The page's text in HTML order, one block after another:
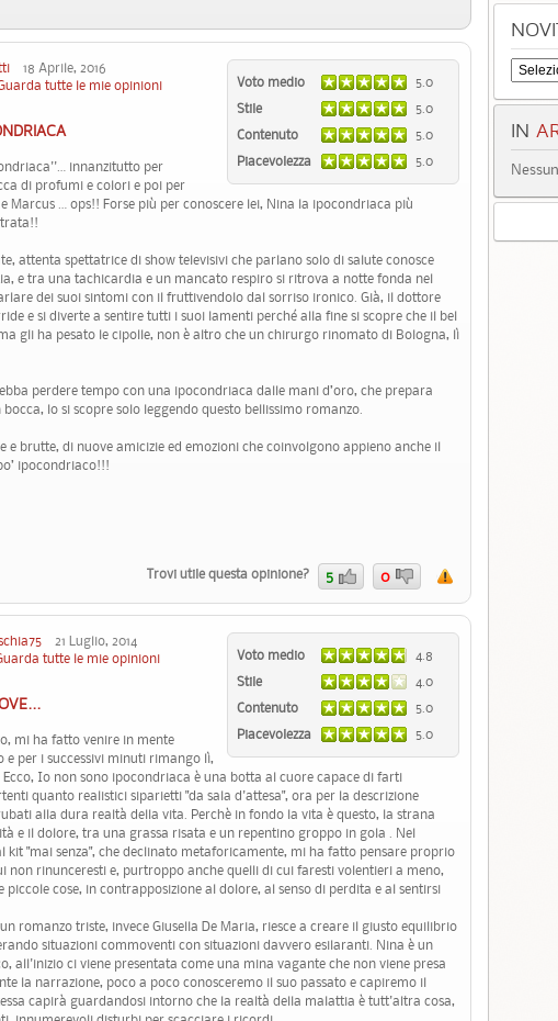
Voto medio
5.0
Stile
5.0
Contenuto
5.0
Piacevolezza
5.0
18 Aprile, 2016
tutte le mie opinioni
innanzitutto per
di profumi e colori e poi per
Marcus … ops!! Forse più per conoscere lei, Nina la ipocondriaca più
attenta spettatrice di show televisivi che parlano solo di salute conosce
e tra una tachicardia e un mancato respiro si ritrova a notte fonda nel
dei suoi sintomi con il fruttivendolo dal sorriso ironico. Già, il dottore
e si diverte a sentire tutti i suoi lamenti perché alla fine si scopre che il bel
gli ha pesato le cipolle, non è altro che un chirurgo rinomato di Bologna, lì
perdere tempo con una ipocondriaca dalle mani d’oro, che prepara
lo si scopre solo leggendo questo bellissimo romanzo.
e brutte, di nuove amicizie ed emozioni che coinvolgono appieno anche il
ipocondriaco!!!
Trovi utile questa opinione? 5 0
Voto medio
4.8
Stile
4.0
Contenuto
5.0
Piacevolezza
5.0
21 Luglio, 2014
tutte le mie opinioni
mi ha fatto venire in mente
per i successivi minuti rimango lì,
Io non sono ipocondriaca è una botta al cuore capace di farti
quanto realistici siparietti "da sala d'attesa", ora per la descrizione
alla dura realtà della vita. Perchè in fondo la vita è questo, la strana
e il dolore, tra una grassa risata e un repentino groppo in gola . Nel
kit "mai senza", che declinato metaforicamente, mi ha fatto pensare proprio
non rinunceresti e, purtroppo anche quelli di cui faresti volentieri a meno,
cose, in contrapposizione al dolore, al senso di perdita e al sentirsi
romanzo triste, invece Giusella De Maria, riesce a creare il giusto equilibrio
situazioni commoventi con situazioni davvero esilaranti. Nina è un
all'inizio ci viene presentata come una mina vagante che non viene presa
la narrazione, poco a poco conosceremo il suo passato e capiremo il
capirà guardandosi intorno che la realtà della malattia è tutt'altra cosa,
IN